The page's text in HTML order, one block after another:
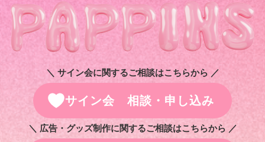
＼ サイン会に関するご相談はこちらから ／
サイン会 相談・申し込み
＼ 広告・グッズ制作に関するご相談はこちらから ／